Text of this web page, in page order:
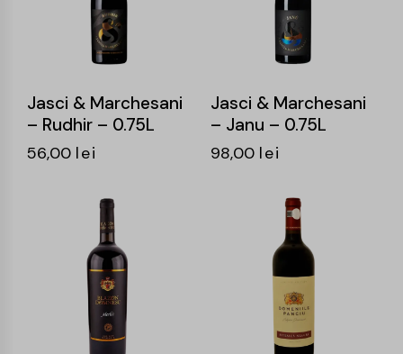
Jasci & Marchesani
– Rudhir – 0.75L
56,00 lei
Jasci & Marchesani
– Janu – 0.75L
98,00 lei